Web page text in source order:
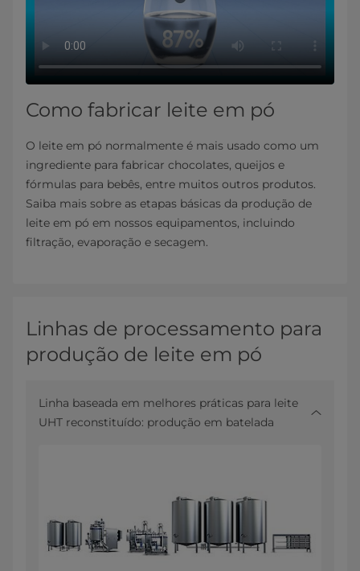
Como fabricar leite em pó
O leite em pó normalmente é mais usado como um
ingrediente para fabricar chocolates, queijos e
fórmulas para bebês, entre muitos outros produtos.
Saiba mais sobre as etapas básicas da produção de
leite em pó em nossos equipamentos, incluindo
filtração, evaporação e secagem.
Linhas de processamento para
produção de leite em pó
Linha baseada em melhores práticas para leite
UHT reconstituído: produção em batelada